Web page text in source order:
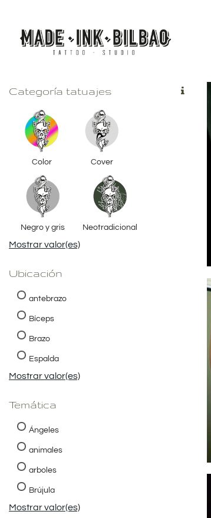
contenido
Categoría tatuajes
Color Cover
Negro y gris Neotradicional
Mostrar valor(es)
Ubicación
antebrazo
Bíceps
Brazo
Espalda
Mostrar valor(es)
Temática
Ángeles
animales
arboles
Brújula
Mostrar valor(es)